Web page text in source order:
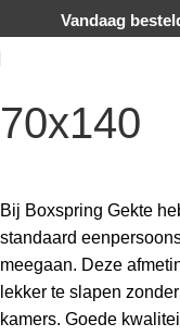
Vandaag
70x140
Bij Boxspring Gekte
standaard
meegaan. Deze
lekker te slapen
kamers. Goede